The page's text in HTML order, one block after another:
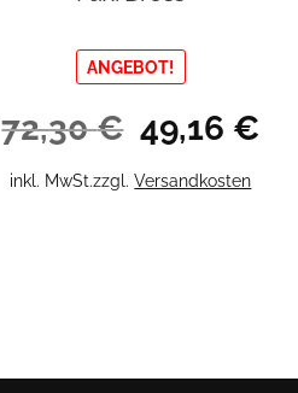
ANGEBOT!
72,30€
Ursprünglicher
Preis
war:
49,16 €
inkl. MwSt.zzgl.VersandkostenDieses